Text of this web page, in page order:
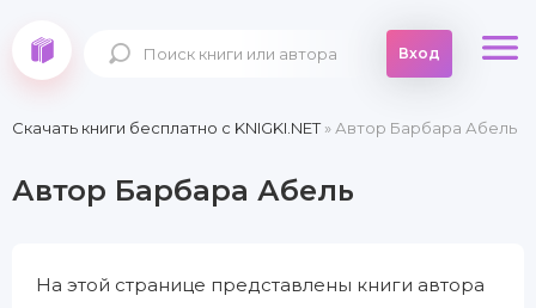
Вход
Скачать книги бесплатно c KNIGKI.NET» Автор Барбара Абель
Автор Барбара Абель
На этой странице представлены книги автора